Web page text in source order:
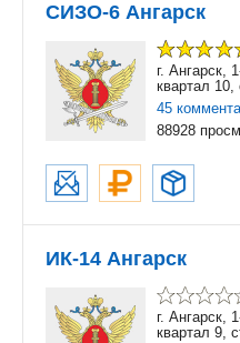
СИЗО-6 Ангарск
г. Ангарск,
квартал
45
88928
ИК-14 Ангарск
г. Ангарск,
квартал 9,